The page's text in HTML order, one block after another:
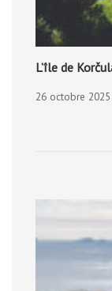
L’île de
26 octobre 2025